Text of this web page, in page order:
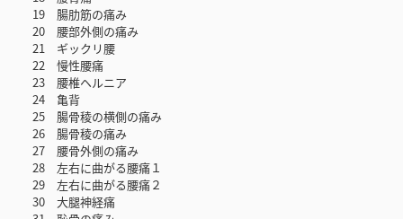
19 腸肋筋の痛み
20 腰部外側の痛み
21 ギックリ腰
22 慢性腰痛
23 腰椎ヘルニア
24 亀背
25 腸骨稜の横側の痛み
26 腸骨稜の痛み
27 腰骨外側の痛み
28 左右に曲がる腰痛１
29 左右に曲がる腰痛２
30 大腿神経痛